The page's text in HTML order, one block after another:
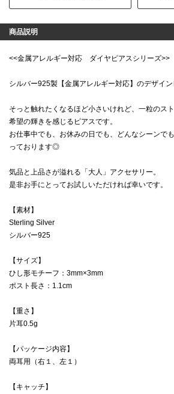
商品説明
<<金属アレルギー対応 ダイヤピアスシリーズ>>
シルバー925製【金属アレルギー対応】のデザイン
そっと触れたくなるほど小さいけれど、一粒のス
希望の輝きを感じるピアスです。
お仕事中でも、お休みの日でも、どんなシーンで
っております◎
気品と上品さが溢れる「大人」アクセサリー。
是非お手にとってお試しいただければ幸いです。
【素材】
Sterling Silver
シルバー925
【サイズ】
ひし形モチーフ：3mm×3mm
ポスト長さ：1.1cm
【重さ】
片耳0.5g
【パッケージ内容】
両耳用（右１、左１）
【キャッチ】